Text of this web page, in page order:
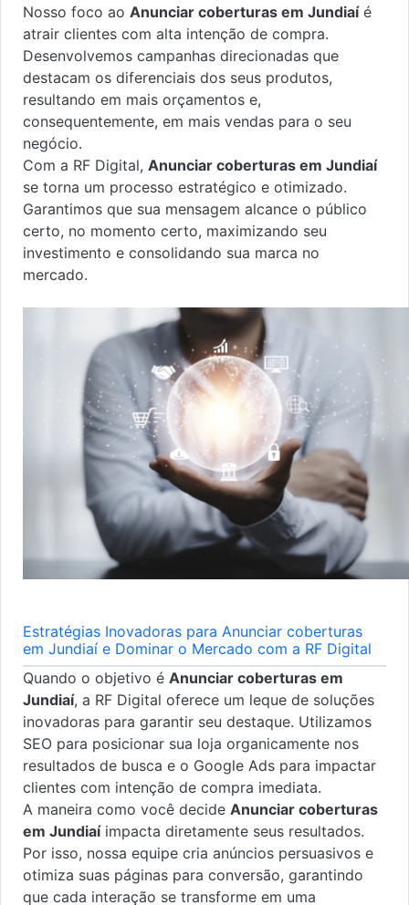
Nosso foco ao Anunciar coberturas em Jundiaíé
atrair clientes com alta intenção de compra.
Desenvolvemos campanhas direcionadas que
destacam os diferenciais dos seus produtos,
resultando em mais orçamentos e,
consequentemente, em mais vendas para o seu
negócio.
Com a RF Digital, Anunciar coberturas em Jundiaí
se torna um processo estratégico e otimizado.
Garantimos que sua mensagem alcance o público
certo, no momento certo, maximizando seu
investimento e consolidando sua marca no
mercado.
Estratégias Inovadoras para Anunciar coberturas
em Jundiaí e Dominar o Mercado com a RF Digital
Quando o objetivo é Anunciar coberturas em
Jundiaí, a RF Digital oferece um leque de soluções
inovadoras para garantir seu destaque. Utilizamos
SEO para posicionar sua loja organicamente nos
resultados de busca e o Google Ads para impactar
clientes com intenção de compra imediata.
A maneira como você decide Anunciar coberturas
em Jundiaíimpacta diretamente seus resultados.
Por isso, nossa equipe cria anúncios persuasivos e
otimiza suas páginas para conversão, garantindo
que cada interação se transforme em uma